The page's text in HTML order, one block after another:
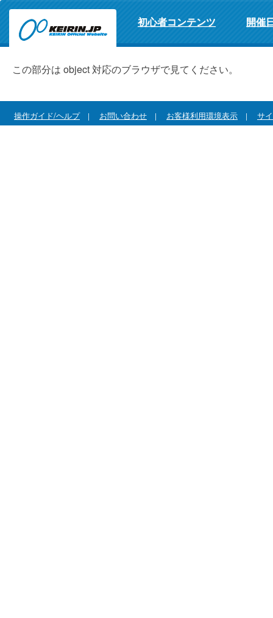
初心者コンテンツ 開催
この部分は object 対応のブラウザで見てください。
操作ガイド/ヘルプ | お問い合わせ | お客様利用環境表示 | サ